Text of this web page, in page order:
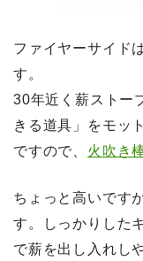
ファイヤーサイド
す。
30年近く薪ストー
きる道具」をモッ
ですので、 火吹き
ちょっと高いです
す。しっかりした
で薪を出し入れし